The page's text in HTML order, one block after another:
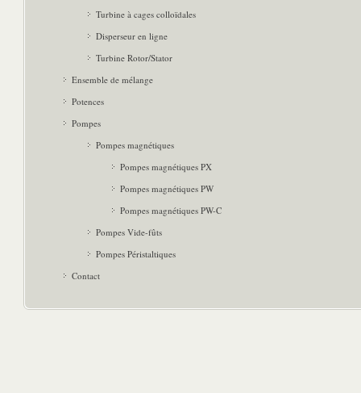
Turbine à cages colloïdales
Disperseur en ligne
Turbine Rotor/Stator
Ensemble de mélange
Potences
Pompes
Pompes magnétiques
Pompes magnétiques PX
Pompes magnétiques PW
Pompes magnétiques PW-C
Pompes Vide-fûts
Pompes Péristaltiques
Contact